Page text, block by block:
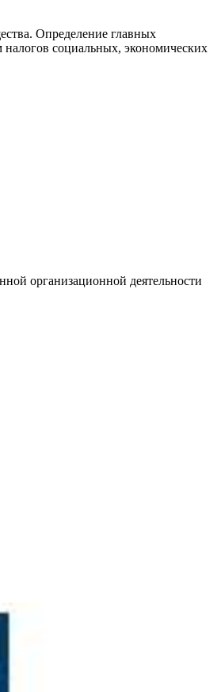
Определение главных
налогов социальных, экономических
организационной деятельности